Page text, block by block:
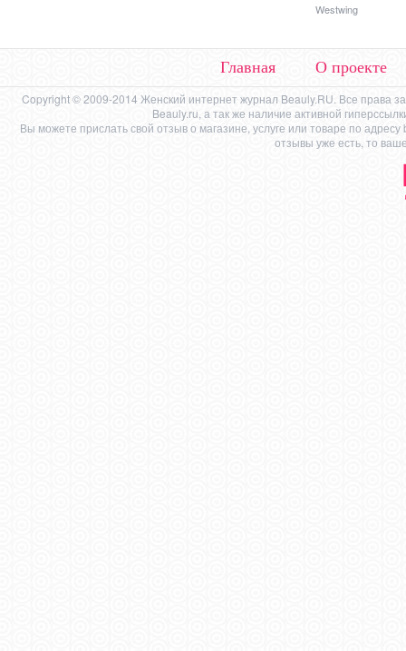
Westwing
Главная О проекте
Copyright © 2009-2014 Женский интернет журнал Beauly.RU. Все права
Beauly.ru, а так же наличие активной
Вы можете прислать свой отзыв о магазине, услуге или товаре по адресу
отзывы уже есть, то